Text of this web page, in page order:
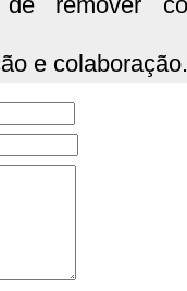
e colaboração.